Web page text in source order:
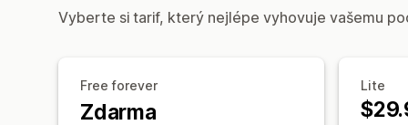
Vyberte si tarif, který nejlépe vyhovuje vašemu
Free forever
Zdarma
Lite